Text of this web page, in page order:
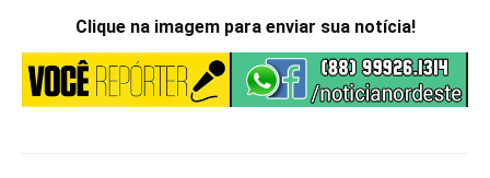
Clique na imagem para enviar sua notícia!